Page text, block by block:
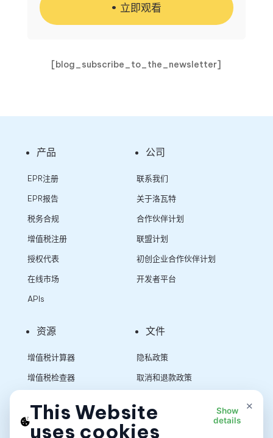
立即观看
[blog_subscribe_to_the_newsletter]
产品
EPR注册
EPR报告
税务合规
增值税注册
授权代表
在线市场
APIs
公司
联系我们
关于洛瓦特
合作伙伴计划
联盟计划
初创企业合作伙伴计划
开发者平台
资源
增值税计算器
增值税检查器
文件
隐私政策
取消和退款政策
×
This Website
uses cookies
Show
details